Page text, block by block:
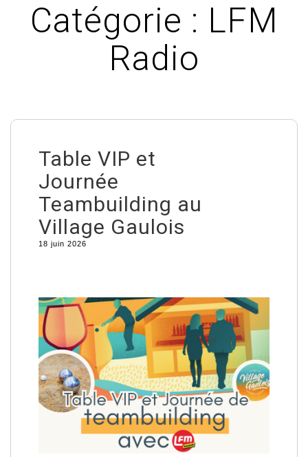
Catégorie : LFM
Radio
Table VIP et
Journée
Teambuilding au
Village Gaulois
18 juin 2026